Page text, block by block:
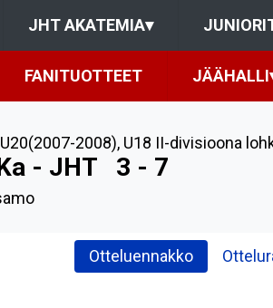
JHT AKATEMIA▾
FANITUOTTEET JÄÄHALLI
2008), U18 II-divisioona
- JHT 3 - 7
Otteluennakko